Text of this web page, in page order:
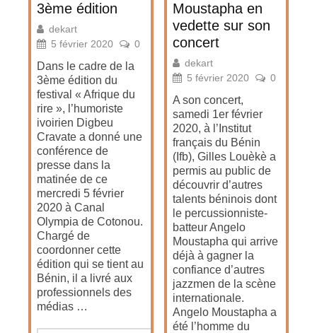
3ème édition
dekart
5 février 2020
0
Dans le cadre de la
3ème édition du
festival « Afrique du
rire », l’humoriste
ivoirien Digbeu
Cravate a donné une
conférence de
presse dans la
matinée de ce
mercredi 5 février
2020 à Canal
Olympia de Cotonou.
Chargé de
coordonner cette
édition qui se tient au
Bénin, il a livré aux
professionnels des
médias …
Moustapha en
vedette sur son
concert
dekart
5 février 2020
0
A son concert,
samedi 1er février
2020, à l’Institut
français du Bénin
(Ifb), Gilles Louèkè a
permis au public de
découvrir d’autres
talents béninois dont
le percussionniste-
batteur Angelo
Moustapha qui arrive
déjà à gagner la
confiance d’autres
jazzmen de la scène
internationale.
Angelo Moustapha a
été l’homme du